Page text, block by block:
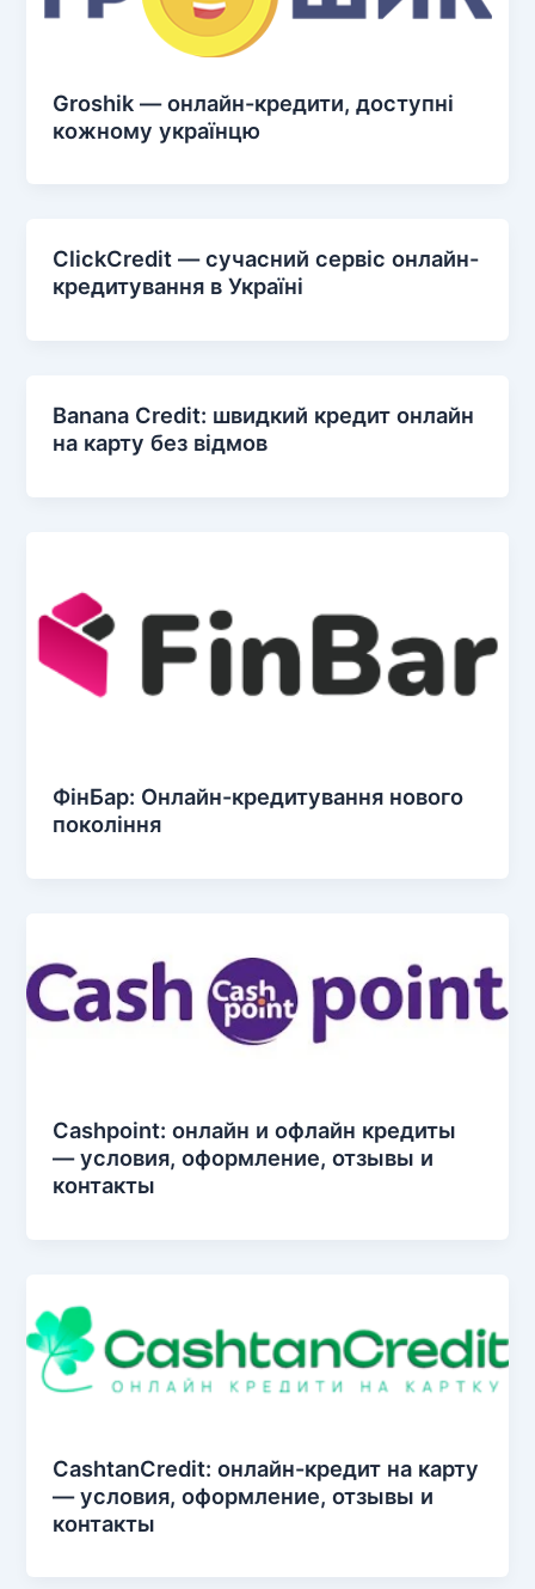
Groshik — онлайн-кредити, доступні
кожному українцю
ClickCredit — сучасний сервіс онлайн-
кредитування в Україні
Banana Credit: швидкий кредит онлайн
на карту без відмов
ФінБар: Онлайн-кредитування нового
покоління
Cashpoint: онлайн и офлайн кредиты
— условия, оформление, отзывы и
контакты
CashtanCredit: онлайн-кредит на карту
— условия, оформление, отзывы и
контакты